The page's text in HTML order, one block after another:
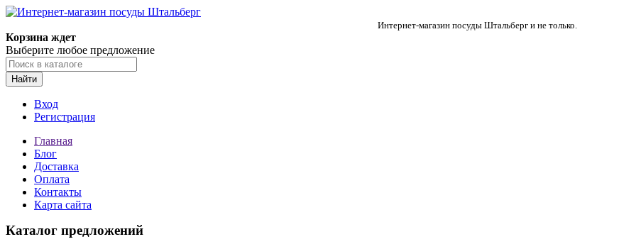
Интернет-магазин посуды Штальберг и не только.
Корзина ждет
Выберите любое предложение
Найти
Вход
Регистрация
Главная
Блог
Доставка
Оплата
Контакты
Карта сайта
Каталог предложений